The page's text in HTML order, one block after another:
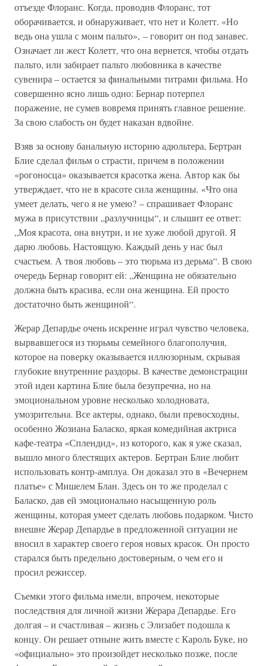
отъезде Флоранс. Когда, проводив Флоранс, тот
оборачивается, и обнаруживает, что нет и Колетт. «Но
ведь она ушла с моим пальто», – говорит он под занавес.
Означает ли жест Колетт, что она вернется, чтобы отдать
пальто, или забирает пальто любовника в качестве
сувенира – остается за финальными титрами фильма. Но
совершенно ясно лишь одно: Бернар потерпел
поражение, не сумев вовремя принять главное решение.
За свою слабость он будет наказан вдвойне.
Взяв за основу банальную историю адюльтера, Бертран
Блие сделал фильм о страсти, причем в положении
«рогоносца» оказывается красотка жена. Автор как бы
утверждает, что не в красоте сила женщины. «Что она
умеет делать, чего я не умею? – спрашивает Флоранс
мужа в присутствии „разлучницы“, и слышит ее ответ:
„Моя красота, она внутри, и не хуже любой другой. Я
дарю любовь. Настоящую. Каждый день у нас был
счастьем. А твоя любовь – это тюрьма из дерьма“. В свою
очередь Бернар говорит ей: „Женщина не обязательно
должна быть красива, если она женщина. Ей просто
достаточно быть женщиной“.
Жерар Депардье очень искренне играл чувство человека,
вырвавшегося из тюрьмы семейного благополучия,
которое на поверку оказывается иллюзорным, скрывая
глубокие внутренние раздоры. В качестве демонстрации
этой идеи картина Блие была безупречна, но на
эмоциональном уровне несколько холодновата,
умозрительна. Все актеры, однако, были превосходны,
особенно Жозиана Баласко, яркая комедийная актриса
кафе-театра «Сплендид», из которого, как я уже сказал,
вышло много блестящих актеров. Бертран Блие любит
использовать контр-амплуа. Он доказал это в «Вечернем
платье» с Мишелем Блан. Здесь он то же проделал с
Баласко, дав ей эмоционально насыщенную роль
женщины, которая умеет сделать любовь подарком. Чисто
внешне Жерар Депардье в предложенной ситуации не
вносил в характер своего героя новых красок. Он просто
старался быть предельно достоверным, о чем его и
просил режиссер.
Съемки этого фильма имели, впрочем, некоторые
последствия для личной жизни Жерара Депардье. Его
долгая – и счастливая – жизнь с Элизабет подошла к
концу. Он решает отныне жить вместе с Кароль Буке, но
«официально» это произойдет несколько позже, после